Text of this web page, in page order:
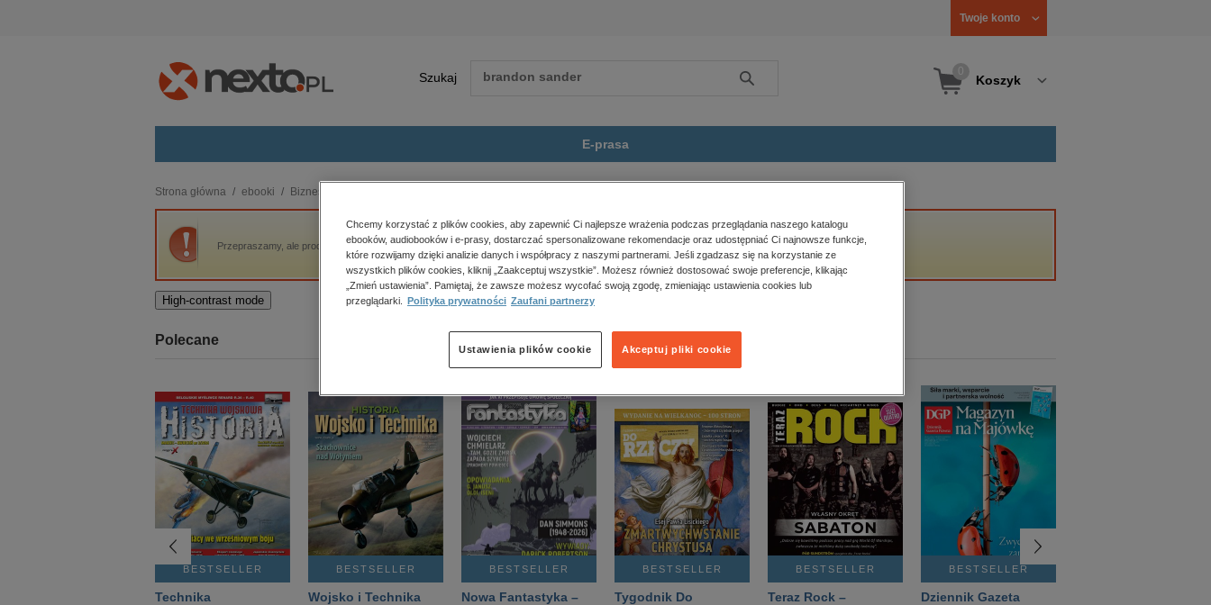
Twoje konto
Szukaj Szukaj Koszyk
E-prasa
budownictwo, aranżacja wnętrz
biznesowe, branżowe, gospodarka
darmowe wydania
edukacja
kobiece, lifestyle, kultura
polityka, społeczno-informacyjne
psychologiczne
inne
popularno-naukowe
historia
zdrowie
religie
Strona główna ebooki Biznes
Przepraszamy, ale produkt „Potrącenia z wynagrodzeń i zasiłków 2024” nie jest dostępny.
High-contrast mode
Polecane
BESTSELLER
Technika
BESTSELLER
Wojsko i Technika
BESTSELLER
Nowa Fantastyka –
BESTSELLER
Tygodnik Do
BESTSELLER
Teraz Rock –
BESTSELLER
Dziennik Gazeta
Chcemy korzystać z plików cookies, aby zapewnić Ci najlepsze wrażenia podczas przeglądania naszego katalogu
ebooków, audiobooków i e-prasy, dostarczać spersonalizowane rekomendacje oraz udostępniać Ci najnowsze funkcje,
które rozwijamy dzięki analizie danych i współpracy z naszymi partnerami. Jeśli zgadzasz się na korzystanie ze
wszystkich plików cookies, kliknij „Zaakceptuj wszystkie”. Możesz również dostosować swoje preferencje, klikając
„Zmień ustawienia”. Pamiętaj, że zawsze możesz wycofać swoją zgodę, zmieniając ustawienia cookies lub
przeglądarki.
Polityka prywatności Zaufani partnerzy
Akceptuj pliki cookie
Ustawienia plików cookie